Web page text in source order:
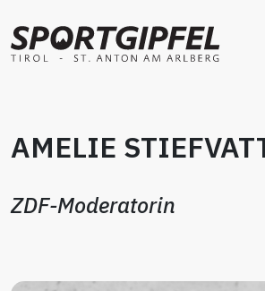
AMELIE
ZDF-Moderatorin